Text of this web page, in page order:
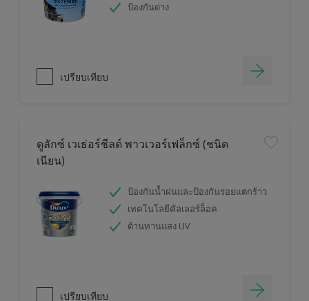
ป้องกันด่าง
เปรียบเทียบ
ดูลักซ์ เวเธ่อร์ชีลด์ พาวเวอร์เฟล็กซ์ (ชนิด
เนียน)
ป้องกันน้ำฝนและป้องกันรอยแตกร้าว
เทคโนโลยีคัลเลอร์ล็อค
ต้านทานแสง UV
เปรียบเทียบ